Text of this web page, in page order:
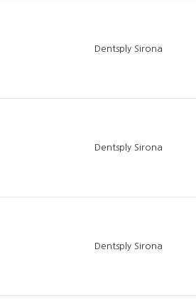
Dentsply Sirona
Dentsply Sirona
Dentsply Sirona